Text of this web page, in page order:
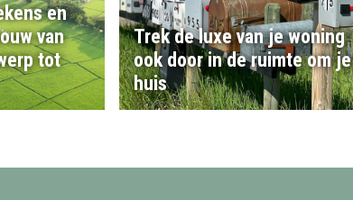
en
van
tot
Trek de luxe van je woning
ook door in de ruimte om je
huis